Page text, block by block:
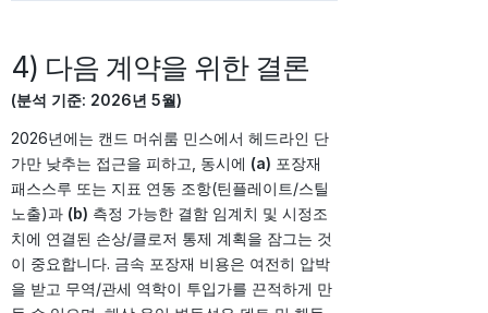
4) 다음 계약을 위한 결론
(분석 기준: 2026년 5월)
2026년에는 캔드 머쉬룸 민스에서 헤드라인 단
가만 낮추는 접근을 피하고, 동시에 (a) 포장재
패스스루 또는 지표 연동 조항(틴플레이트/스틸
노출)과 (b) 측정 가능한 결함 임계치 및 시정조
치에 연결된 손상/클로저 통제 계획을 잠그는 것
이 중요합니다. 금속 포장재 비용은 여전히 압박
을 받고 무역/관세 역학이 투입가를 끈적하게 만